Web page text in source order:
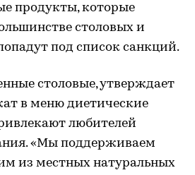
продукты, которые
столовых и
под список санкций.
столовые, утверждает
в меню диетические
любителей
«Мы поддерживаем
из местных натуральных